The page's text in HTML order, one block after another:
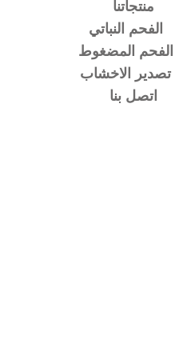
منتجاتنا
الفحم النباتي
الفحم المضغوط
تصدير الاخشاب
اتصل بنا